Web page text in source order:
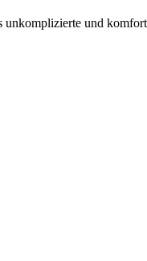
und